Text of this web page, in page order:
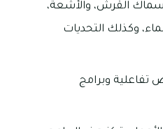
القرش، والأشعة،
وكذلك التحديات
تفاعلية وبرامج